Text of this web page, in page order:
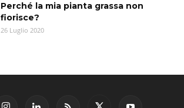
Perché la mia pianta grassa non
fiorisce?
26 Luglio 2020